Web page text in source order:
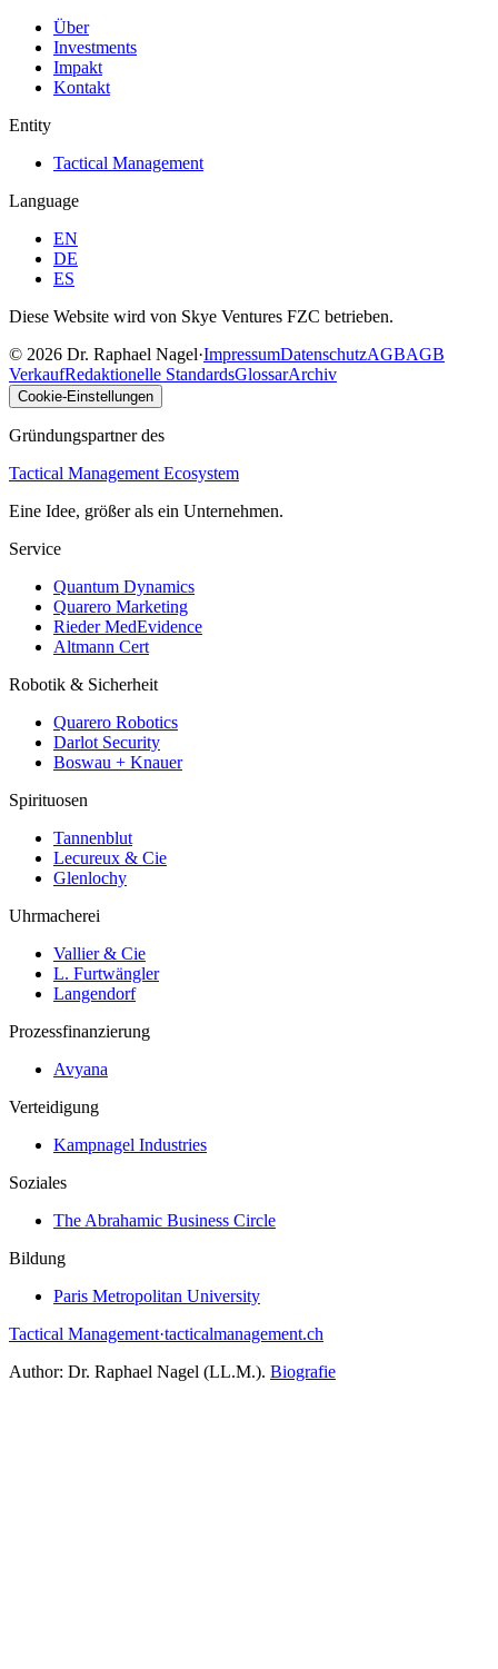
Über
Investments
Impakt
Kontakt
Entity
Tactical Management
Language
EN
DE
ES
Diese Website wird von Skye Ventures FZC betrieben.
© 2026 Dr. Raphael Nagel·ImpressumDatenschutzAGBAGB
VerkaufRedaktionelle StandardsGlossarArchiv
Cookie-Einstellungen
Gründungspartner des
Tactical Management Ecosystem
Eine Idee, größer als ein Unternehmen.
Service
Quantum Dynamics
Quarero Marketing
Rieder MedEvidence
Altmann Cert
Robotik & Sicherheit
Quarero Robotics
Darlot Security
Boswau + Knauer
Spirituosen
Tannenblut
Lecureux & Cie
Glenlochy
Uhrmacherei
Vallier & Cie
L. Furtwängler
Langendorf
Prozessfinanzierung
Avyana
Verteidigung
Kampnagel Industries
Soziales
The Abrahamic Business Circle
Bildung
Paris Metropolitan University
Tactical Management·tacticalmanagement.ch
Author: Dr. Raphael Nagel (LL.M.). Biografie